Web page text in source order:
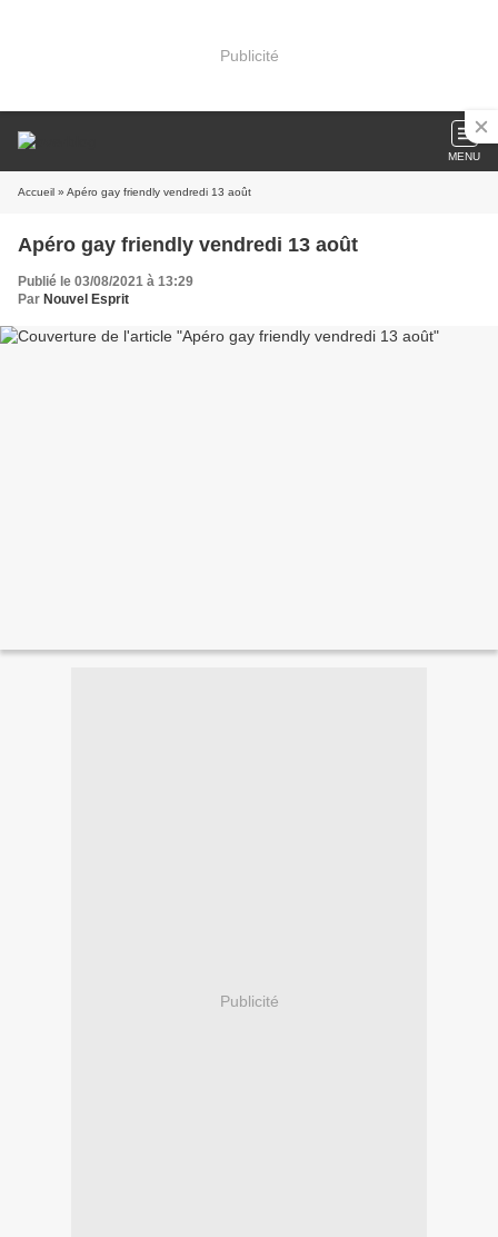
Publicité
MENU
Accueil » Apéro gay friendly vendredi 13 août
Apéro gay friendly vendredi 13 août
Publié le 03/08/2021 à 13:29
Par Nouvel Esprit
Publicité